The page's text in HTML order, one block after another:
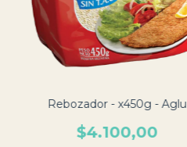
Rebozador - x450g - Aglu
$4.100,00